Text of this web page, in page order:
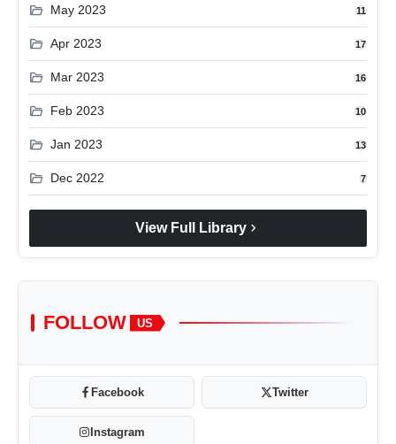
folder_open May 2023 11
folder_open Apr 2023 17
folder_open Mar 2023 16
folder_open Feb 2023 10
folder_open Jan 2023 13
folder_open Dec 2022 7
View Full Library chevron_right
FOLLOW US
Facebook Twitter
Instagram